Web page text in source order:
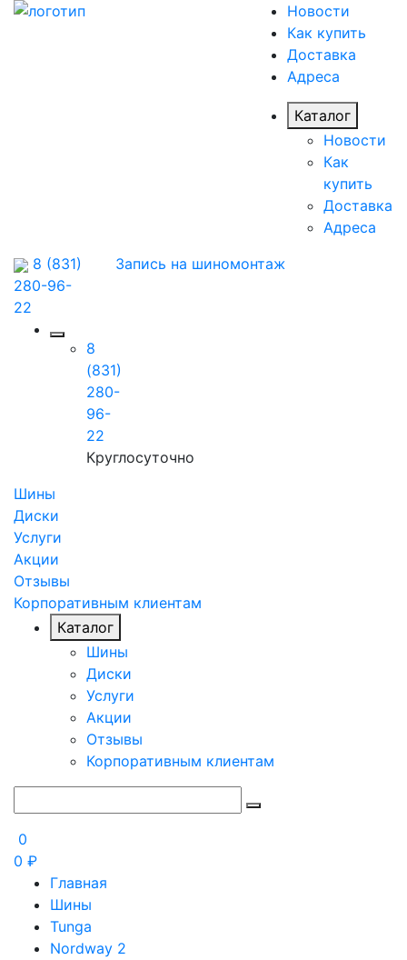
Новости
Как купить
Доставка
Адреса
Каталог
Новости
Как
купить
Доставка
Адреса
8 (831)
280-96-
22
8
(831)
280-
96-
22
Круглосуточно
Запись на шиномонтаж
Шины
Диски
Услуги
Акции
Отзывы
Корпоративным клиентам
Каталог
Шины
Диски
Услуги
Акции
Отзывы
Корпоративным клиентам
0
0 ₽
Главная
Шины
Tunga
Nordway 2